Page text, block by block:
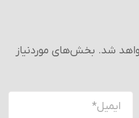
شد. بخش‌های موردنیاز